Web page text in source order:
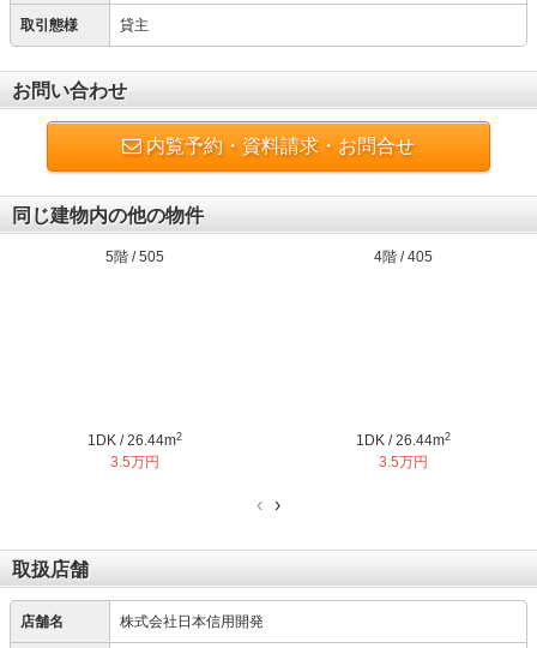
取引態様 貸主
お問い合わせ
内覧予約・資料請求・お問合せ
同じ建物内の他の物件
5階 / 505
1DK / 26.44m2
3.5万円
4階 / 405
1DK / 26.44m2
3.5万円
‹ ›
取扱店舗
店舗名 株式会社日本信用開発